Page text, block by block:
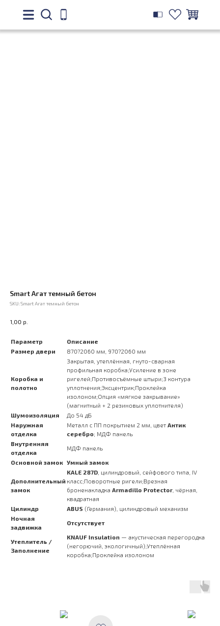
Smart Агат темный бетон
SKU:Smart Агат темный бетон
1,00 р.
Параметр
Описание
Размер двери
870?2060 мм, 970?2060 мм
Коробка и
полотно
Закрытая, утеплённая, гнуто-сварная
профильная коробка;Усиление в зоне
ригелей;Противосъёмные штыри;3 контура
уплотнения;Эксцентрик;Проклейка
изолоном;Опция «мягкое закрывание»
(магнитный + 2 резиновых уплотнителя)
Шумоизоляция
До 54 дБ
Наружная
отделка
Металл с ПП покрытием 2 мм, цвет Антик
серебро; МДФ панель
Внутренняя
отделка
МДФ панель
Основной замок Умный замок
Дополнительный
замок
KALE 287D , цилиндровый, сейфового типа, IV
класс;Поворотные ригели;Врезная
броненакладка Armadillo Protector, чёрная,
квадратная
Цилиндр
ABUS (Германия), цилиндровый механизм
Ночная
задвижка
Отсутствует
Утеплитель /
Заполнение
KNAUF Insulation — акустическая перегородка
(негорючий, экологичный);Утеплённая
коробка;Проклейка изолоном